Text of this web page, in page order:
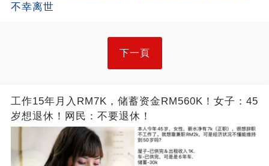
不幸离世
下一頁
工作15年月入RM7K，储蓄资金RM560K！女子：45
岁想退休！网民：不要退休！